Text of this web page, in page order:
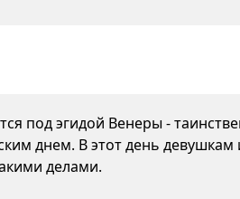
под эгидой Венеры -
днем. В этот день
делами.